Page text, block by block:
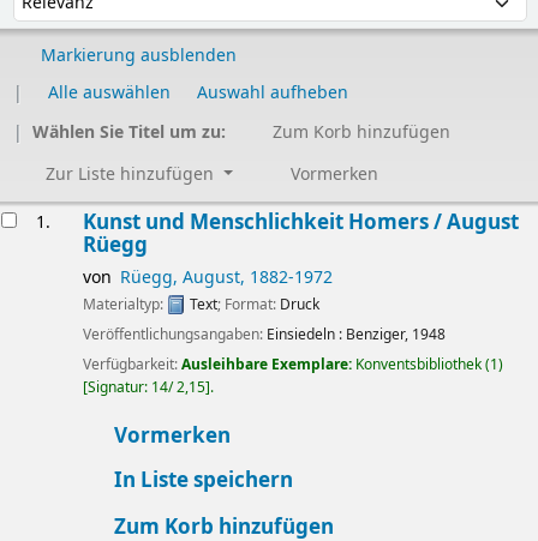
Markierung ausblenden
Alle auswählen
Auswahl aufheben
Wählen Sie Titel um zu:
Zum Korb hinzufügen
Zur Liste hinzufügen
Vormerken
1. Kunst und Menschlichkeit Homers /August
Rüegg
von Rüegg, August, 1882-1972
Materialtyp: Text; Format: Druck
Veröffentlichungsangaben: Einsiedeln : Benziger, 1948
Verfügbarkeit:Ausleihbare Exemplare: Konventsbibliothek(1)
Signatur: 14/ 2,15 .
Vormerken
In Liste speichern
Zum Korb hinzufügen